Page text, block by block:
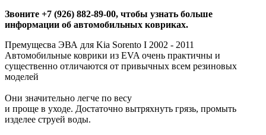
Звоните +7 (926) 882-89-00, чтобы узнать больше
информации об автомобильных ковриках.
Премущесва ЭВА для Kia Sorento I 2002 - 2011
Автомобильные коврики из EVA очень практичны и
существенно отличаются от привычных всем резиновых
моделей
Они значительно легче по весу
и проще в уходе. Достаточно вытряхнуть грязь, промыть
изделее струей воды.